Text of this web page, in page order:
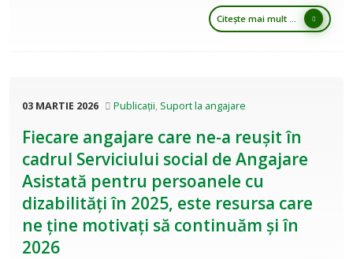
Citește mai mult ...
03 MARTIE 2026 Publicații, Suport la angajare
Fiecare angajare care ne-a reușit în
cadrul Serviciului social de Angajare
Asistată pentru persoanele cu
dizabilități în 2025, este resursa care
ne ține motivați să continuăm și în
2026